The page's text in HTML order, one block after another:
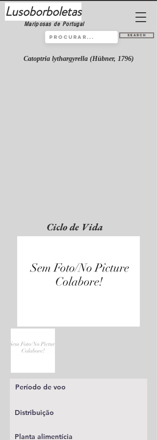
Lusoborboletas
Mariposas de Portugal
Search
Catoptria lythargyrella (Hübner, 1796)
Ciclo de Vida
Período de voo
Distribuição
Planta alimentícia